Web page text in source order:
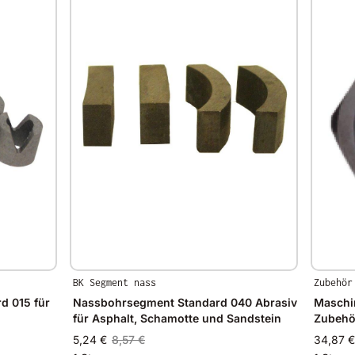
015 für
BK Segment nass
Nassbohrsegment Standard 040 Abrasiv
für Asphalt, Schamotte und Sandstein
5,24 € 8,57 €
Zubehör
34,87 €